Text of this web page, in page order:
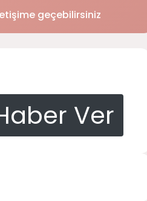
geçebilirsiniz
Ver